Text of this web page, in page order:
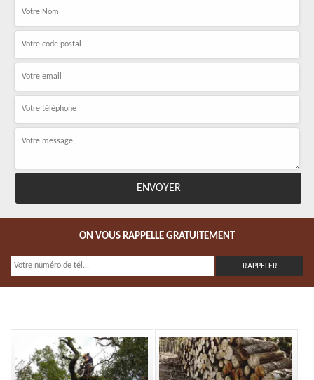
ON VOUS RAPPELLE GRATUITEMENT